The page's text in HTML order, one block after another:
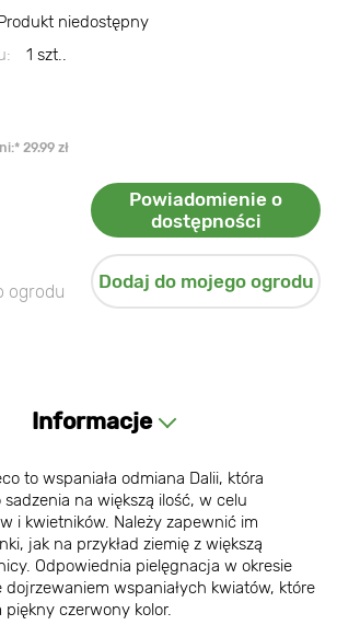
niedostępny
1 szt..
29.99 zł
Powiadomienie o
dostępności
ogrodu
Dodaj do mojego ogrodu
Informacje
to wspaniała odmiana Dalii, która
na większą ilość, w celu
i kwietników. Należy zapewnić im
jak na przykład ziemię z większą
Odpowiednia pielęgnacja w okresie
wspaniałych kwiatów, które
czerwony kolor.